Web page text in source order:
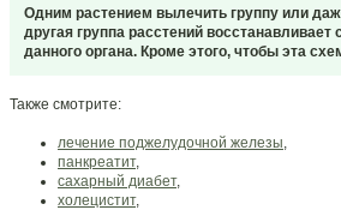
Одним растением вылечить группу или
другая группа расстений
данного органа. Кроме этого, чтобы эта
Также смотрите:
лечение поджелудочной железы,
панкреатит,
сахарный диабет,
холецистит,